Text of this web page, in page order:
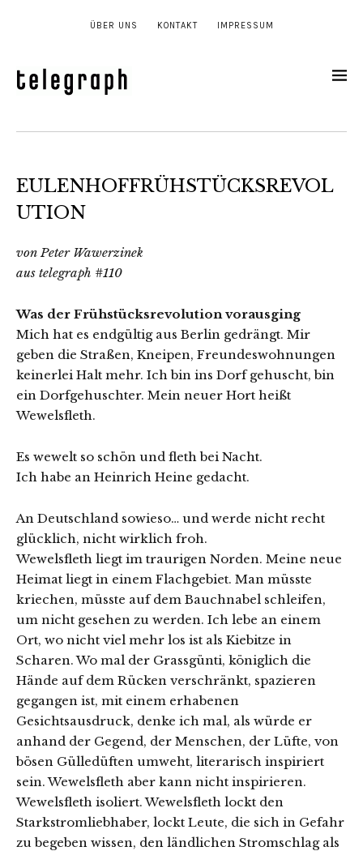
ÜBER UNS KONTAKT IMPRESSUM
EULENHOFFRÜHSTÜCKSREVOL
UTION
von Peter Wawerzinek
aus telegraph #110
Was der Frühstücksrevolution vorausging
Mich hat es endgültig aus Berlin gedrängt. Mir
geben die Straßen, Kneipen, Freundeswohnungen
keinerlei Halt mehr. Ich bin ins Dorf gehuscht, bin
ein Dorfgehuschter. Mein neuer Hort heißt
Wewelsfleth.
Es wewelt so schön und fleth bei Nacht.
Ich habe an Heinrich Heine gedacht.
An Deutschland sowieso… und werde nicht recht
glücklich, nicht wirklich froh.
Wewelsfleth liegt im traurigen Norden. Meine neue
Heimat liegt in einem Flachgebiet. Man müsste
kriechen, müsste auf dem Bauchnabel schleifen,
um nicht gesehen zu werden. Ich lebe an einem
Ort, wo nicht viel mehr los ist als Kiebitze in
Scharen. Wo mal der Grassgünti, königlich die
Hände auf dem Rücken verschränkt, spazieren
gegangen ist, mit einem erhabenen
Gesichtsausdruck, denke ich mal, als würde er
anhand der Gegend, der Menschen, der Lüfte, von
bösen Gülledüften umweht, literarisch inspiriert
sein. Wewelsfleth aber kann nicht inspirieren.
Wewelsfleth isoliert. Wewelsfleth lockt den
Starkstromliebhaber, lockt Leute, die sich in Gefahr
zu begeben wissen, den ländlichen Stromschlag als